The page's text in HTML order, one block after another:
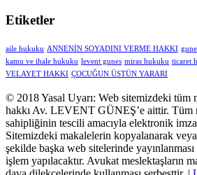
Etiketler
aile hukuku ANNENİN SOYADINI VERME HAKKI
kamu ve ihale hukuku levent gunes miras hukuku ticaret
VELAYET HAKKI ÇOCUĞUN ÜSTÜN YARARI
© 2018 Yasal Uyarı: Web sitemizdeki tüm
hakkı Av. LEVENT GÜNEŞ’e aittir. Tüm
sahipliğinin tescili amacıyla elektronik
Sitemizdeki makalelerin kopyalanarak
şekilde başka web sitelerinde
işlem yapılacaktır. Avukat meslektaşların